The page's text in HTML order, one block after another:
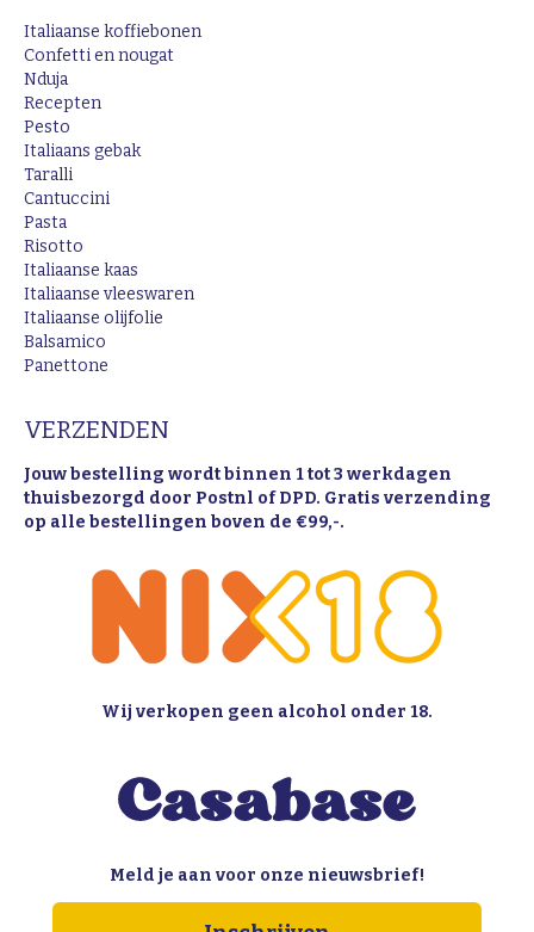
in
new
window
in
new
in
new
Italiaanse koffiebonen
Confetti en nougat
Nduja
Recepten
Pesto
Italiaans gebak
Taralli
Cantuccini
Pasta
Risotto
Italiaanse kaas
Italiaanse vleeswaren
Italiaanse olijfolie
Balsamico
Panettone
VERZENDEN
Jouw bestelling wordt binnen 1 tot 3 werkdagen
thuisbezorgd door Postnl of DPD. Gratis verzending
op alle bestellingen boven de €99,-.
Wij verkopen geen alcohol onder 18.
Meld je aan voor onze nieuwsbrief!